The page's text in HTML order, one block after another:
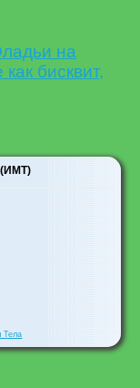
на
бисквит,
(ИМТ)
Тела